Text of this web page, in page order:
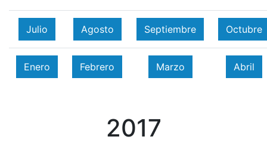
Julio Agosto Septiembre Octubre
Enero Febrero Marzo Abril
2017